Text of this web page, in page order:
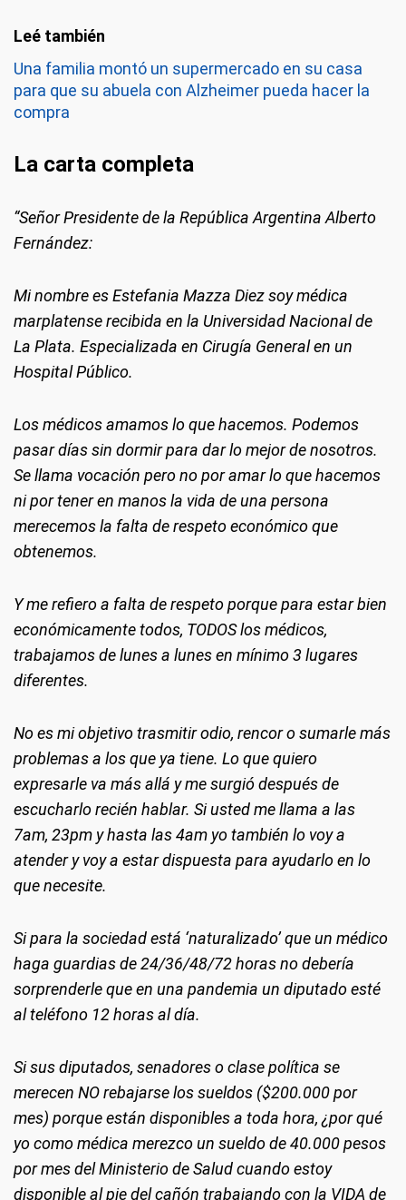
Una familia montó un supermercado en su casa
para que su abuela con Alzheimer pueda hacer la
compra
La carta completa
“Señor Presidente de la República Argentina Alberto
Fernández:
Mi nombre es Estefania Mazza Diez soy médica
marplatense recibida en la Universidad Nacional de
La Plata. Especializada en Cirugía General en un
Hospital Público.
Los médicos amamos lo que hacemos. Podemos
pasar días sin dormir para dar lo mejor de nosotros.
Se llama vocación pero no por amar lo que hacemos
ni por tener en manos la vida de una persona
merecemos la falta de respeto económico que
obtenemos.
Y me refiero a falta de respeto porque para estar bien
económicamente todos, TODOS los médicos,
trabajamos de lunes a lunes en mínimo 3 lugares
diferentes.
No es mi objetivo trasmitir odio, rencor o sumarle más
problemas a los que ya tiene. Lo que quiero
expresarle va más allá y me surgió después de
escucharlo recién hablar. Si usted me llama a las
7am, 23pm y hasta las 4am yo también lo voy a
atender y voy a estar dispuesta para ayudarlo en lo
que necesite.
Si para la sociedad está ‘naturalizado’ que un médico
haga guardias de 24/36/48/72 horas no debería
sorprenderle que en una pandemia un diputado esté
al teléfono 12 horas al día.
Si sus diputados, senadores o clase política se
merecen NO rebajarse los sueldos ($200.000 por
mes) porque están disponibles a toda hora, ¿por qué
yo como médica merezco un sueldo de 40.000 pesos
por mes del Ministerio de Salud cuando estoy
disponible al pie del cañón trabajando con la VIDA de